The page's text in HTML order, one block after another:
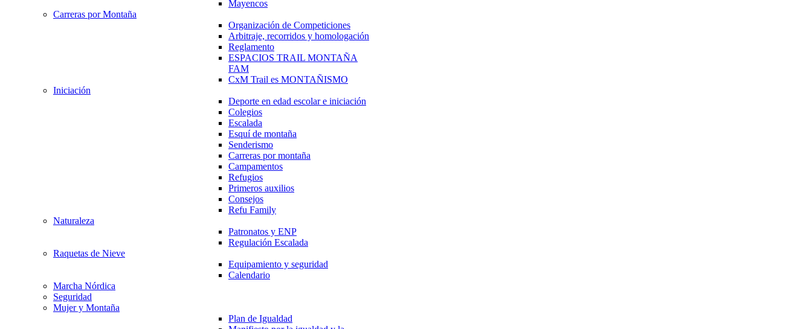
Mayencos
Carreras por Montaña
Organización de Competiciones
Arbitraje, recorridos y homologación
Reglamento
ESPACIOS TRAIL MONTAÑA
FAM
CxM Trail es MONTAÑISMO
Iniciación
Deporte en edad escolar e iniciación
Colegios
Escalada
Esquí de montaña
Senderismo
Carreras por montaña
Campamentos
Refugios
Primeros auxilios
Consejos
Refu Family
Naturaleza
Patronatos y ENP
Regulación Escalada
Raquetas de Nieve
Equipamiento y seguridad
Calendario
Marcha Nórdica
Seguridad
Mujer y Montaña
Plan de Igualdad